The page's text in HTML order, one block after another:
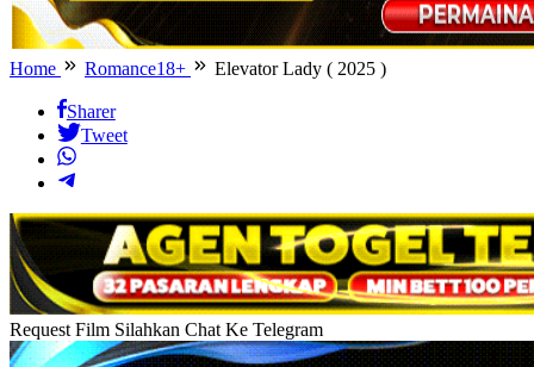
Home Romance18+ Elevator Lady ( 2025 )
Sharer
Tweet
Request Film Silahkan Chat Ke Telegram